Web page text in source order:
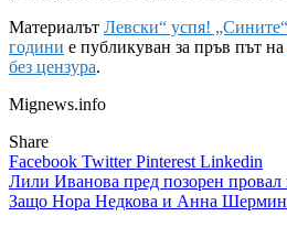
Материалът Левски“ успя!
години е публикуван за пръв път на
без цензура.
Mignews.info
Share
Facebook TwitterPinterest Linkedin
Навигация
Лили Иванова пред позорен
Защо Нора Недкова и Анна Шермин